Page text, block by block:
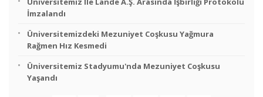
İmzalandı
Üniversitemizdeki Mezuniyet Coşkusu Yağmura
Rağmen Hız Kesmedi
Üniversitemiz Stadyumu'nda Mezuniyet Coşkusu
Yaşandı